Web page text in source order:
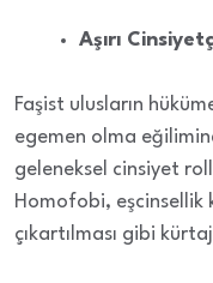
Aşırı
Faşist ulusların
egemen olma
geleneksel cinsiyet
Homofobi, eşcinsellik
çıkartılması gibi